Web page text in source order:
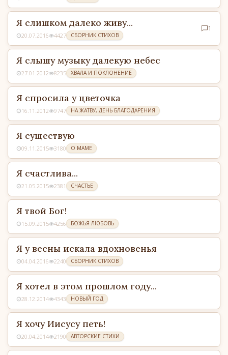
Я слишком далеко живу...
20.07.2016 4427 СБОРНИК СТИХОВ
1
Я слышу музыку далекую небес
27.01.2012 8235 ХВАЛА И ПОКЛОНЕНИЕ
Я спросила у цветочка
16.11.2012 9747 НА ЖАТВУ, ДЕНЬ БЛАГОДАРЕНИЯ
Я существую
09.11.2015 3180 О МАМЕ
Я счастлива...
21.05.2015 2381 СЧАСТЬЕ
Я твой Бог!
15.09.2015 4256 БОЖЬЯ ЛЮБОВЬ
Я у весны искала вдохновенья
04.04.2016 2240 СБОРНИК СТИХОВ
Я хотел в этом прошлом году...
28.12.2014 4343 НОВЫЙ ГОД
Я хочу Иисусу петь!
20.04.2014 2190 АВТОРСКИЕ СТИХИ